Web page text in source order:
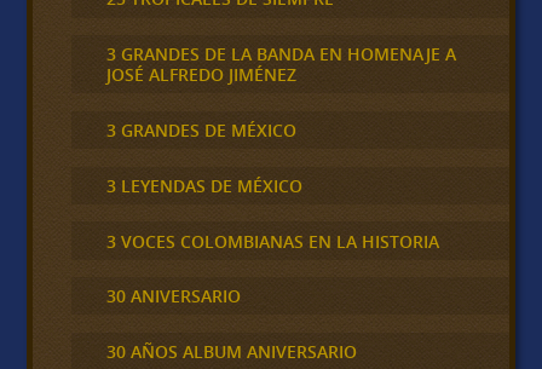
3 GRANDES DE LA BANDA EN HOMENAJE A
JOSÉ ALFREDO JIMÉNEZ
3 GRANDES DE MÉXICO
3 LEYENDAS DE MÉXICO
3 VOCES COLOMBIANAS EN LA HISTORIA
30 ANIVERSARIO
30 AÑOS ALBUM ANIVERSARIO